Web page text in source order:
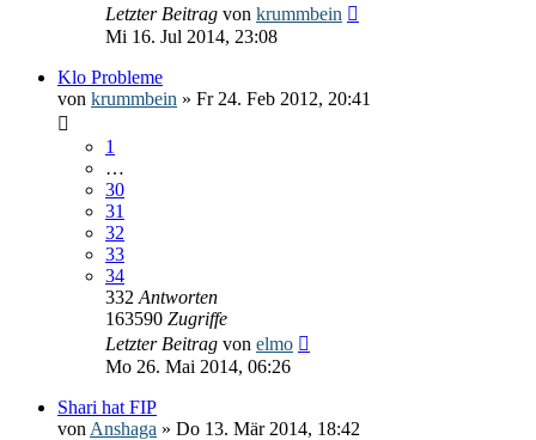
Letzter Beitrag von krummbein
Mi 16. Jul 2014, 23:08
Klo Probleme
von krummbein » Fr 24. Feb 2012, 20:41
1
…
30
31
32
33
34
332 Antworten
163590 Zugriffe
Letzter Beitrag von elmo
Mo 26. Mai 2014, 06:26
Shari hat FIP
von Anshaga » Do 13. Mär 2014, 18:42